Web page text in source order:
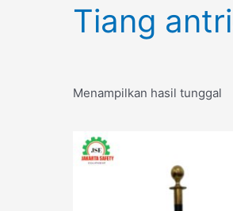
Tiang
Menampilkan hasil tunggal